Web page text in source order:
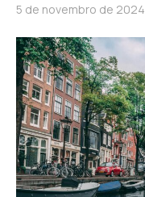
5 de novembro de 2024